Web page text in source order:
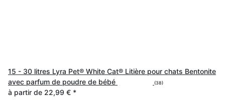
15 - 30 litres Lyra Pet® White Cat® Litière pour chats Bentonite
avec parfum de poudre de bébé
(38)
à partir de 22,99 € *